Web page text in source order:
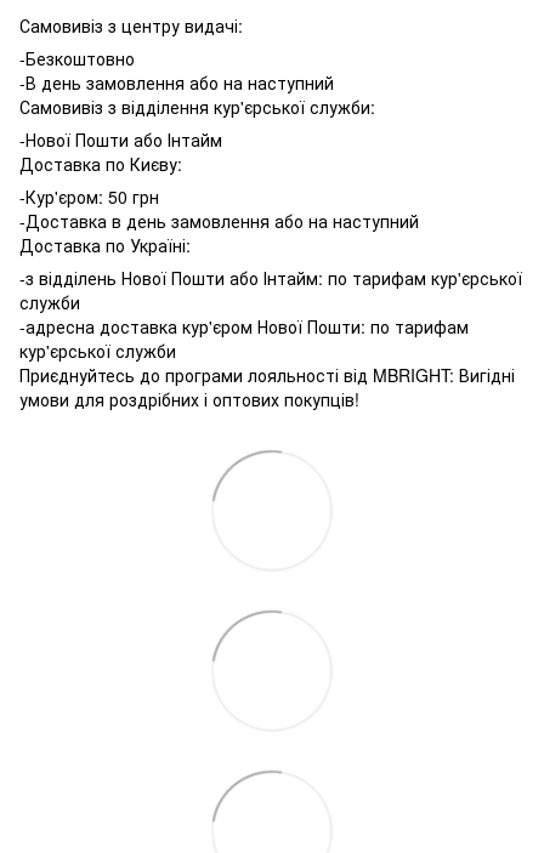
Самовивіз з центру видачі:
-Безкоштовно
-В день замовлення або на наступний
Самовивіз з відділення кур'єрської служби:
-Нової Пошти або Інтайм
Доставка по Києву:
-Кур'єром: 50 грн
-Доставка в день замовлення або на наступний
Доставка по Україні:
-з відділень Нової Пошти або Інтайм: по тарифам кур'єрської
служби
-адресна доставка кур'єром Нової Пошти: по тарифам
кур'єрської служби
Приєднуйтесь до програми лояльності від MBRIGHT: Вигідні
умови для роздрібних і оптових покупців!